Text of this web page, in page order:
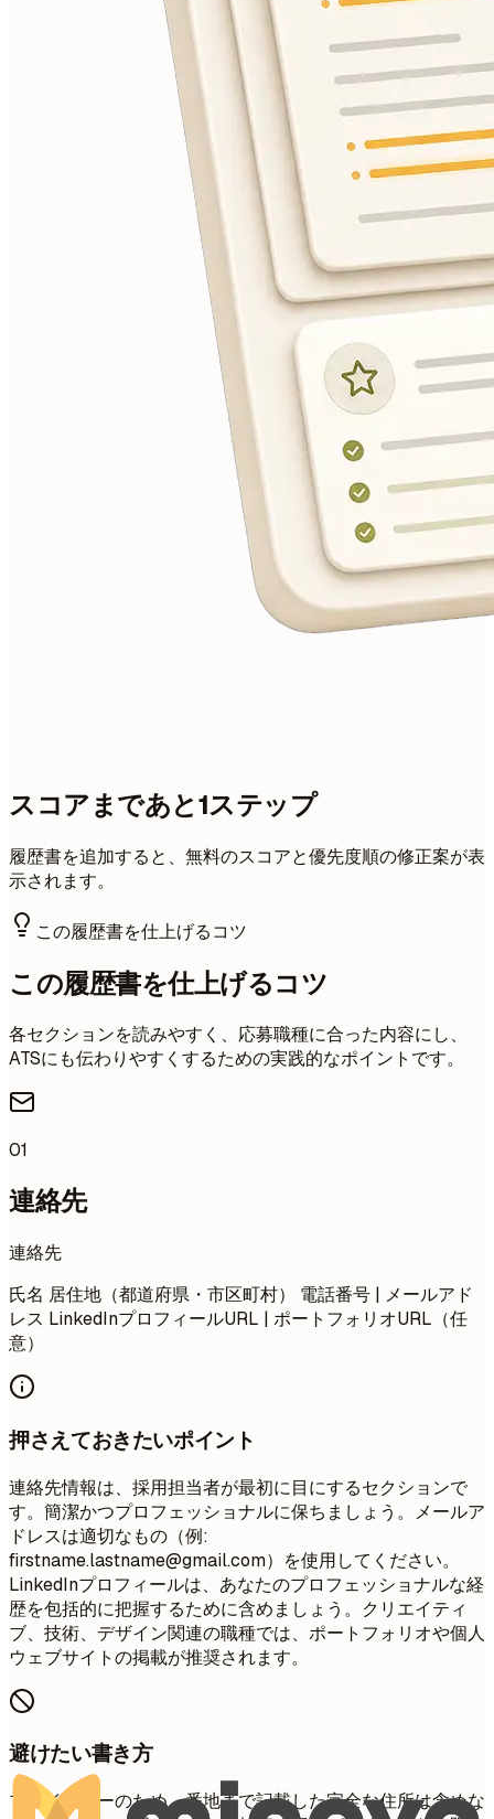
スコアまであと1ステップ
履歴書を追加すると、無料のスコアと優先度順の修正案が表
示されます。
この履歴書を仕上げるコツ
この履歴書を仕上げるコツ
各セクションを読みやすく、応募職種に合った内容にし、
ATSにも伝わりやすくするための実践的なポイントです。
01
連絡先
連絡先
氏名 居住地（都道府県・市区町村） 電話番号 | メールアド
レス LinkedInプロフィールURL | ポートフォリオURL（任
意）
押さえておきたいポイント
連絡先情報は、採用担当者が最初に目にするセクションで
す。簡潔かつプロフェッショナルに保ちましょう。メールア
ドレスは適切なもの（例:
firstname.lastname@gmail.com）を使用してください。
LinkedInプロフィールは、あなたのプロフェッショナルな経
歴を包括的に把握するために含めましょう。クリエイティ
ブ、技術、デザイン関連の職種では、ポートフォリオや個人
ウェブサイトの掲載が推奨されます。
避けたい書き方
プライバシーのため、番地まで記載した完全な住所は含めな